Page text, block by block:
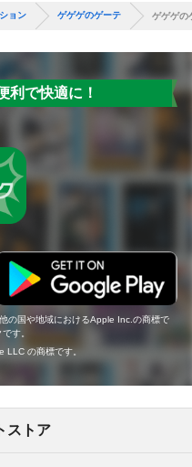
ョン ゲゲゲのゲーテ ゲゲゲの
利で快適に！
の国や地域におけるApple Inc.の商標で
す。
の商標です。
ストア